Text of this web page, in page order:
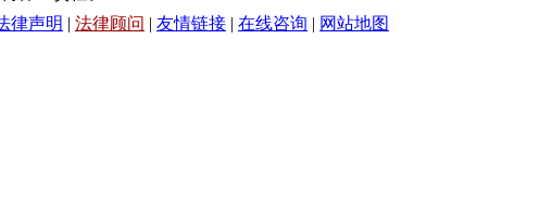
律声明 | 法律顾问 | 友情链接 | 在线咨询 | 网站地图